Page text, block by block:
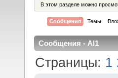
В этом разделе можно
Сообщения Темы
Сообщения - Al1
Страницы: 1